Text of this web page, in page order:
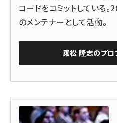
コードをコミットしている
のメンテナーとして活動。
乗松 隆志のプロ